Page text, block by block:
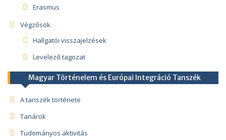
Erasmus
Végzősök
Hallgatói visszajelzések
Levelező tagozat
Magyar Történelem és Európai Integráció Tanszék
A tanszék története
Tanárok
Tudományos aktivitás